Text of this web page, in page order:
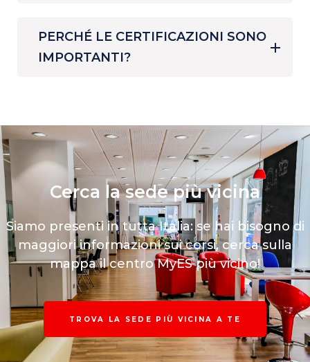
PERCHÉ LE CERTIFICAZIONI SONO
IMPORTANTI?
Cerca la sede più vicina
Siamo presenti in tutta Italia: se hai bisogno di
maggiori informazionisui corsi, cerca sulla
mappa il centro MyES più vicino!
TROVA LA SEDE PIÙ VICINA A TE